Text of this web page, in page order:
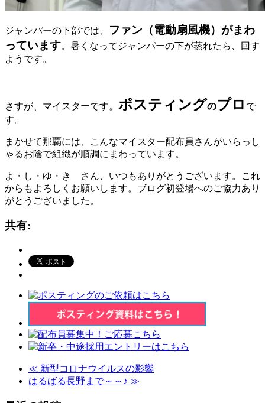
ジャンパーの下部では、
ファン（電動扇風機）がまわ
っています。暑くなってジャンパーの下が蒸れたら、回す
ようです。
さすが、マイスターです。 ポスティングのプロ で
す。
まかせて那覇には、こんなマイスター配布員さんがいらっし
ゃるお陰で組織が順調にまわっています。
よ・し・ゆ・き さん、いつもありがとうございます。これ
からもよろしくお願いします。ブログ初登場へのご協力あり
がとうございました。
共有:
≪ 新型コロナウイルスの影響
はるばる長野まで～～♪ ≫